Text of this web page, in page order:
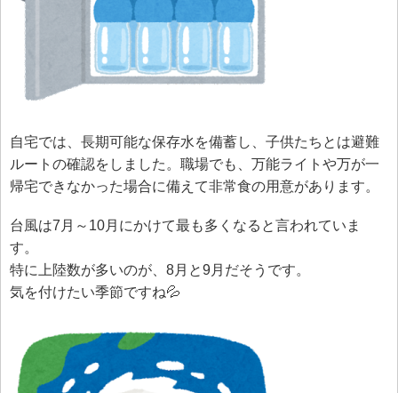
自宅では、長期可能な保存水を備蓄し、子供たちとは避難
ルートの確認をしました。職場でも、万能ライトや万が一
帰宅できなかった場合に備えて非常食の用意があります。
台風は7月～10月にかけて最も多くなると言われていま
す。
特に上陸数が多いのが、8月と9月だそうです。
気を付けたい季節ですね💦